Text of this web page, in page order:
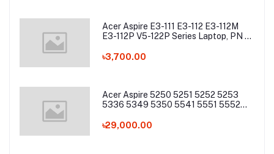
Acer Aspire E3-111 E3-112 E3-112M
E3-112P V5-122P Series Laptop, PN -
৳3,700.00
Acer Aspire 5250 5251 5252 5253
5336 5349 5350 5541 5551 5552
5745 5749 5750 5755 5760 7251
৳29,000.00